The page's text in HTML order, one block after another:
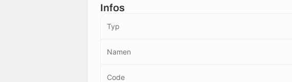
Infos
Typ
Namen
Code